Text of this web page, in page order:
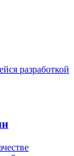
разработкой